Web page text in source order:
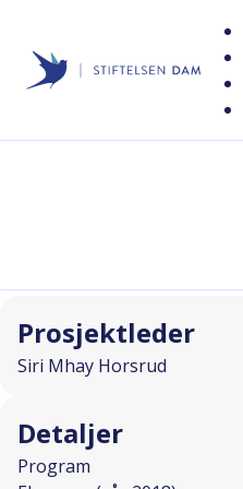
Prosjektleder
Siri Mhay Horsrud
Detaljer
Program